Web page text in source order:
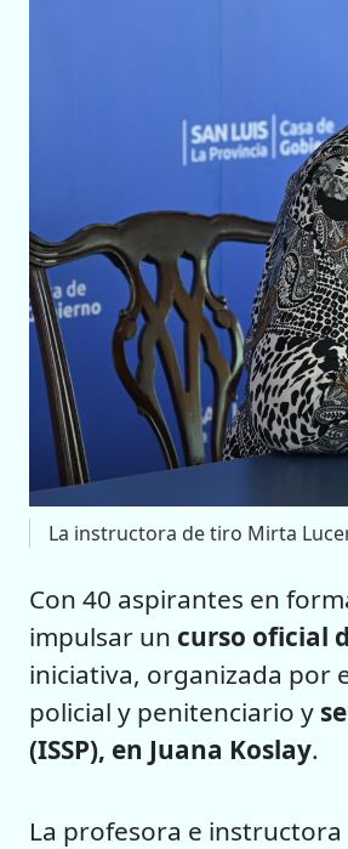
La instructora de tiro Mirta
Con 40 aspirantes en
impulsar un curso oficial
iniciativa, organizada por
policial y penitenciario y
(ISSP), en Juana Koslay.
La profesora e